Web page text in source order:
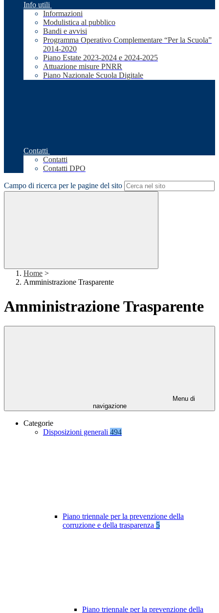
Info utili
Informazioni
Modulistica al pubblico
Bandi e avvisi
Programma Operativo Complementare “Per la Scuola”
2014-2020
Piano Estate 2023-2024 e 2024-2025
Attuazione misure PNRR
Piano Nazionale Scuola Digitale
Contatti
Contatti
Contatti DPO
Campo di ricerca per le pagine del sito
Home >
Amministrazione Trasparente
Amministrazione Trasparente
Menu di
navigazione
Categorie
Disposizioni generali 494
Piano triennale per la prevenzione della
corruzione e della trasparenza 5
Piano triennale per la prevenzione della